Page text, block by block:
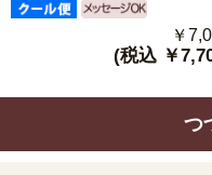
￥
(税込 ￥
つ